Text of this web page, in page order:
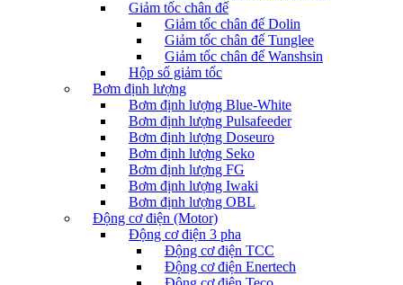
Giảm tốc chân đế
Giảm tốc chân đế Dolin
Giảm tốc chân đế Tunglee
Giảm tốc chân đế Wanshsin
Hộp số giảm tốc
Bơm định lượng
Bơm định lượng Blue-White
Bơm định lượng Pulsafeeder
Bơm định lượng Doseuro
Bơm định lượng Seko
Bơm định lượng FG
Bơm định lượng Iwaki
Bơm định lượng OBL
Động cơ điện (Motor)
Động cơ điện 3 pha
Động cơ điện TCC
Động cơ điện Enertech